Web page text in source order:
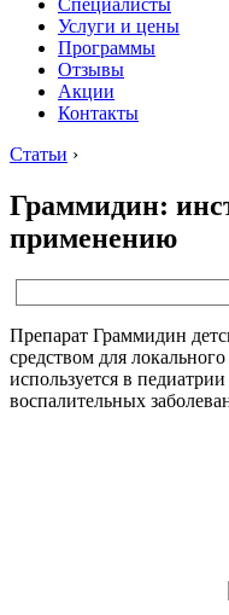
Cпециалисты
Услуги и цены
Программы
Отзывы
Акции
Контакты
Статьи ›
Граммидин:
применению
Препарат Граммидин
средством для
используется в
воспалительных